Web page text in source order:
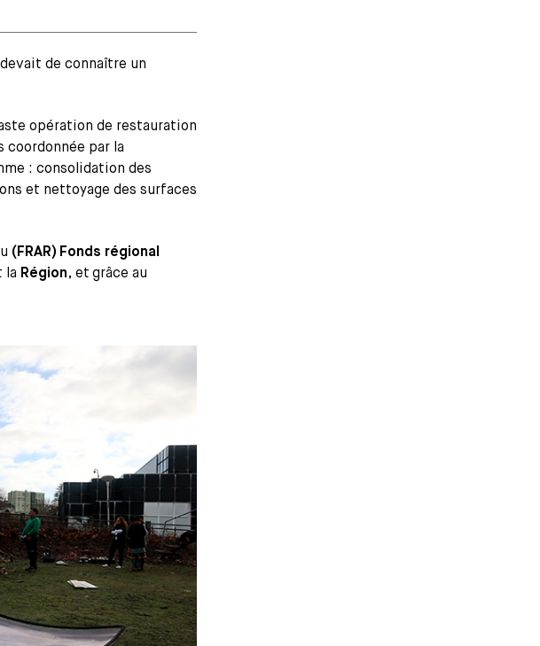
de connaître un
opération de restauration
coordonnée par la
: consolidation des
et nettoyage des surfaces
(FRAR) Fonds régional
la Région, et grâce au